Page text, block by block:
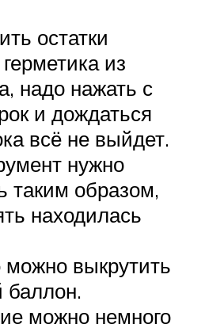
остатки
из
надо нажать с
и дождаться
всё не выйдет.
нужно
таким образом,
находилась
можно выкрутить
баллон.
можно немного